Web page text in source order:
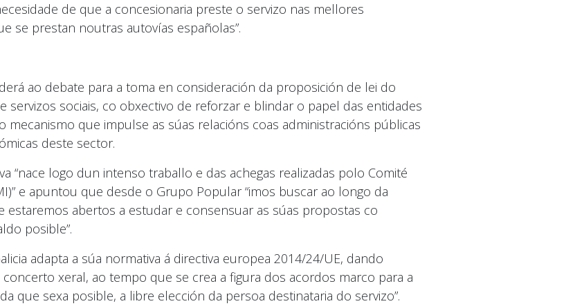
de que a concesionaria preste o servizo nas mellores
se prestan noutras autovías españolas”.
ao debate para a toma en consideración da proposición de lei do
sociais, co obxectivo de reforzar e blindar o papel das entidades
que impulse as súas relacións coas administracións públicas
deste sector.
“nace logo dun intenso traballo e das achegas realizadas polo Comité
e apuntou que desde o Grupo Popular “imos buscar ao longo da
abertos a estudar e consensuar as súas propostas co
posible”.
adapta a súa normativa á directiva europea 2014/24/UE, dando
xeral, ao tempo que se crea a figura dos acordos marco para a
que sexa posible, a libre elección da persoa destinataria do servizo”.